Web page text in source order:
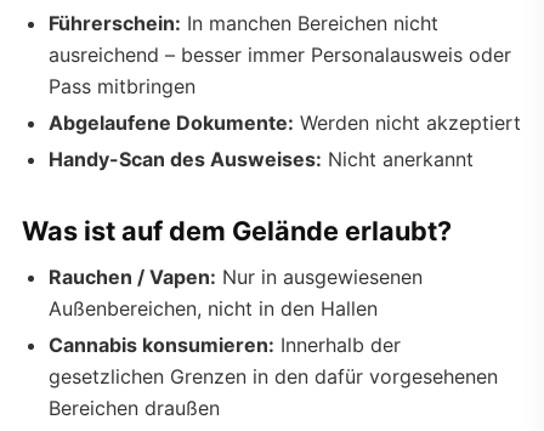
Führerschein: In manchen Bereichen nicht
ausreichend – besser immer Personalausweis oder
Pass mitbringen
Abgelaufene Dokumente: Werden nicht akzeptiert
Handy-Scan des Ausweises: Nicht anerkannt
Was ist auf dem Gelände erlaubt?
Rauchen / Vapen: Nur in ausgewiesenen
Außenbereichen, nicht in den Hallen
Cannabis konsumieren: Innerhalb der
gesetzlichen Grenzen in den dafür vorgesehenen
Bereichen draußen